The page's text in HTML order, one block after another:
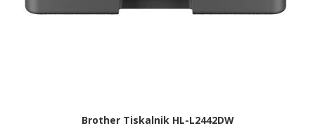
Brother Tiskalnik HL-L2442DW